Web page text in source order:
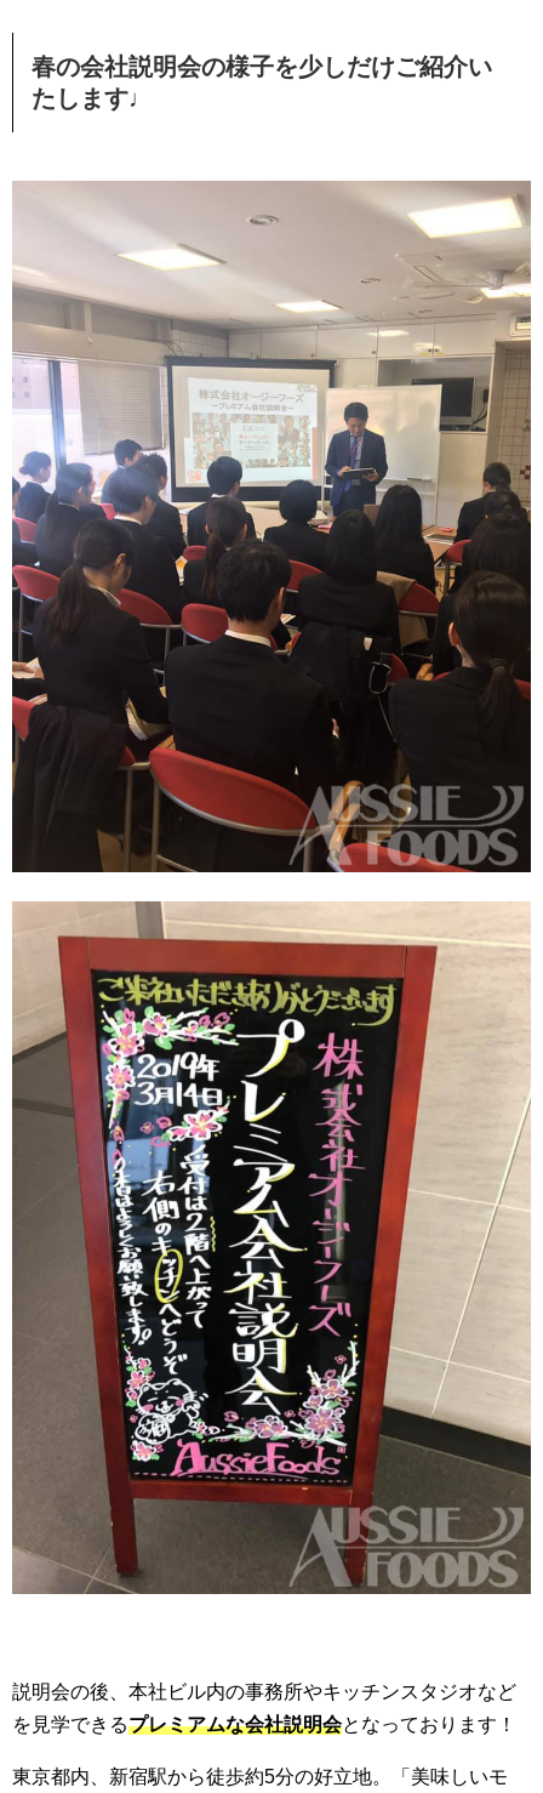
春の会社説明会の様子を少しだけご紹介い
たします♩
説明会の後、本社ビル内の事務所やキッチンスタジオなど
を見学できるプレミアムな会社説明会となっております！
東京都内、新宿駅から徒歩約5分の好立地。「美味しいモ